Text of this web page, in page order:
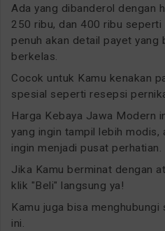
Ada yang dibanderol dengan
250 ribu, dan 400 ribu seperti
penuh akan detail payet yang
berkelas.
Cocok untuk Kamu kenakan
spesial seperti resepsi
Harga Kebaya Jawa Modern
yang ingin tampil lebih modis,
ingin menjadi pusat perhatian.
Jika Kamu berminat dengan
klik "Beli" langsung ya!
Kamu juga bisa
ini.